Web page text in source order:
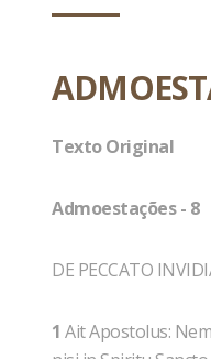
Texto Original
Admoestações - 8
DE PECCATO
1 Ait Apostolus: